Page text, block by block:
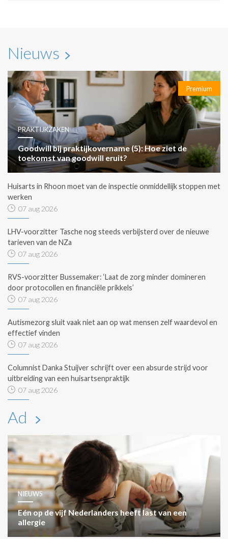
Nieuws
Premium
PRAKTIJKZAKEN
Goodwill bij praktijkovername (5): Hoe ziet de
toekomst van goodwill eruit?
Huisarts in Rhoon moet van de inspectie onmiddellijk stoppen met
werken
07 aug 2026
LHV-voorzitter Tasche nog steeds verbijsterd over de nieuwe
tarieven van de NZa
07 aug 2026
RVS-voorzitter Bussemaker: ‘Laat de zorg minder domineren
door protocollen en financiële prikkels’
07 aug 2026
Autismezorg sluit vaak niet aan op wat mensen zelf waardevol en
effectief vinden
07 aug 2026
Columnist Danka Stuijver schrijft over een absurde strijd voor
uitbreiding van een huisartsenpraktijk
07 aug 2026
Ad
NIEUWS
Eén op de vijf Nederlanders heeft last van een
allergie